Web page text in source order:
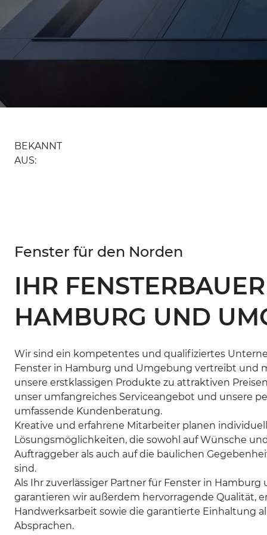
BEKANNT
AUS:
Fenster für den Norden
IHR
HAMBURG UND
Wir sind ein kompetentes und qualifiziertes
Fenster in Hamburg und Umgebung vertreibt und
unsere erstklassigen Produkte zu attraktiven
unser umfangreiches Serviceangebot und unsere
umfassende Kundenberatung.
Kreative und erfahrene Mitarbeiter planen
Lösungsmöglichkeiten, die sowohl auf Wünsche
Auftraggeber als auch auf die baulichen
sind.
Als Ihr zuverlässiger Partner für Fenster in
garantieren wir außerdem hervorragende Qualität,
Handwerksarbeit sowie die garantierte Einhaltung
Absprachen.